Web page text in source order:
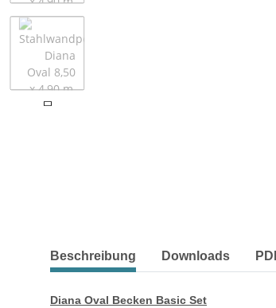
weitere Registerkarten anzeigen
Beschreibung Downloads
Diana Oval Becken Basic Set